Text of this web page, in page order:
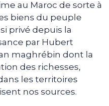
au Maroc de sorte à
biens du peuple
privé depuis la
par Hubert
maghrébin dont la
des richesses,
les territoires
nos sources.